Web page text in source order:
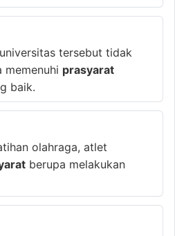
tersebut tidak
prasyarat
baik.
olahraga, atlet
berupa melakukan